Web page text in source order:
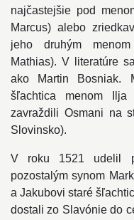
najčastejšie pod
Marcus) alebo
jeho druhým
Mathias). V literatúre
ako Martin Bosniak.
šľachtica menom
zavraždili Osmani na
Slovinsko).
V roku 1521 udelil
pozostalým synom
a Jakubovi staré
dostali zo Slavónie do